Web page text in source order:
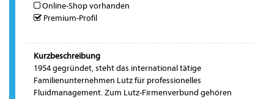
Online-Shop vorhanden
Premium-Profil
Kurzbeschreibung
1954 gegründet, steht das international tätige
Familienunternehmen Lutz für professionelles
Fluidmanagement. Zum Lutz-Firmenverbund gehören